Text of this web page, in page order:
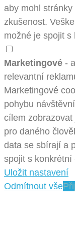
aby mohl
zkušenost.
možné je spojit s
Marketingové -
relevantní
Marketingové
pohybu
cílem
pro daného
data se sbírají a
spojit s konkrétní
Uložit nastavení
Odmítnout vše